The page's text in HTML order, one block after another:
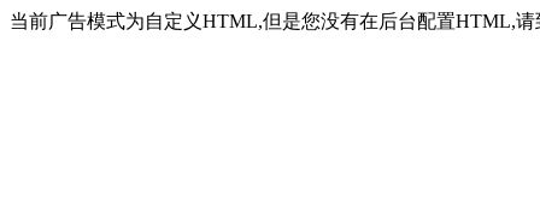
当前广告模式为自定义HTML,但是您没有在后台配置HTML,